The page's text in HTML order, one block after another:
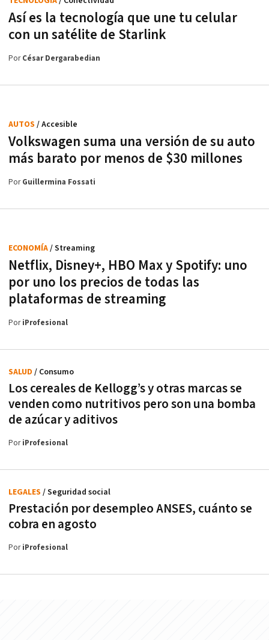
Así es la tecnología que une tu celular
con un satélite de Starlink
PorCésar Dergarabedian
Volkswagen suma una versión de su auto
más barato por menos de $30 millones
AUTOS / Accesible
PorGuillermina Fossati
Netflix, Disney+, HBO Max y Spotify: uno
por uno los precios de todas las
plataformas de streaming
ECONOMÍA/ Streaming
PoriProfesional
Los cereales de Kellogg’s y otras marcas se
venden como nutritivos pero son una bomba
de azúcar y aditivos
SALUD / Consumo
PoriProfesional
Prestación por desempleo ANSES, cuánto se
cobra en agosto
LEGALES / Seguridad social
PoriProfesional